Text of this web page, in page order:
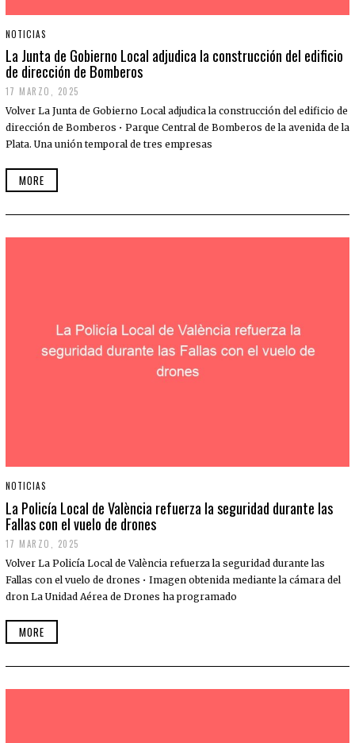
NOTICIAS
La Junta de Gobierno Local adjudica la construcción del edificio
de dirección de Bomberos
17 MARZO, 2025
Volver La Junta de Gobierno Local adjudica la construcción del edificio de
dirección de Bomberos • Parque Central de Bomberos de la avenida de la
Plata. Una unión temporal de tres empresas
MORE
NOTICIAS
La Policía Local de València refuerza la seguridad durante las
Fallas con el vuelo de drones
17 MARZO, 2025
Volver La Policía Local de València refuerza la seguridad durante las
Fallas con el vuelo de drones • Imagen obtenida mediante la cámara del
dron La Unidad Aérea de Drones ha programado
MORE